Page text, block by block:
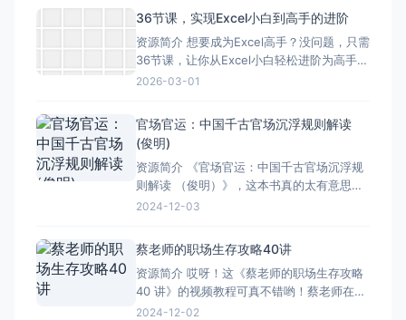
效的学习方式。 ### 课程内容 - **AI对话
技巧**：教授如何与AI工具进行有效沟
36节课，实现Excel小白到高手的进阶
资源简介 想要成为Excel高手？没问题，只需
36节课，让你从Excel小白轻松进阶为高手！
这可不是吹牛，而是实实在在能达到的目
操作，如何设置格式，如何进行数据处理。
然后，课程会深入到更高级的功能，比如数
据透
2026-03-01
官场官运：中国千古官场沉浮规则解读
(俊明)
资源简介 《官场官运：中国千古官场沉浮规
则解读 （俊明）》，这本书真的太有意思
啦！它把中国古代官场那些复杂而又微妙的
些因素会影响他们的仕途。从皇帝的喜好，
到权臣的争斗，再到官场的潜规则，都讲得
头头是道。 而且
2024-12-03
蔡老师的职场生存攻略40讲
资源简介 哎呀！这《蔡老师的职场生存攻略
40 讲》的视频教程可真不错哟！蔡老师在视
频里把职场的那些事儿讲得头头是道。 对于
2024-12-02